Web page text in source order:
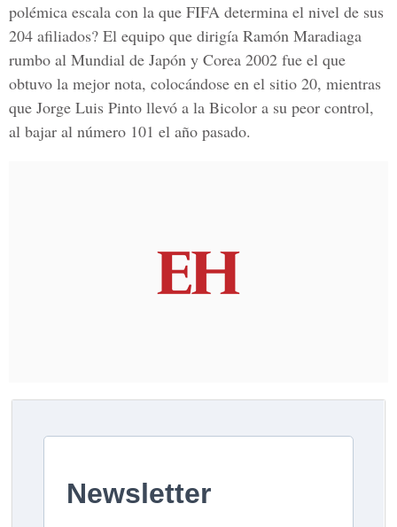
polémica escala con la que FIFA determina el nivel de sus
204 afiliados? El equipo que dirigía Ramón Maradiaga
rumbo al Mundial de Japón y Corea 2002 fue el que
obtuvo la mejor nota, colocándose en el sitio 20, mientras
que Jorge Luis Pinto llevó a la Bicolor a su peor control,
al bajar al número 101 el año pasado.